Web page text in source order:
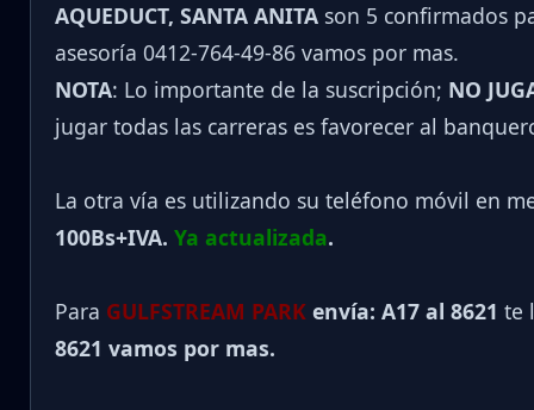
AQUEDUCT, SANTA ANITA son 5 confirmados
asesoría 0412-764-49-86 vamos por mas.
NOTA: Lo importante de la suscripción; NO
jugar todas las carreras es favorecer al
La otra vía es utilizando su teléfono móvil en
100Bs+IVA. Ya actualizada.
Para GULFSTREAM PARK envía: A17 al 8621 te
8621 vamos por mas.